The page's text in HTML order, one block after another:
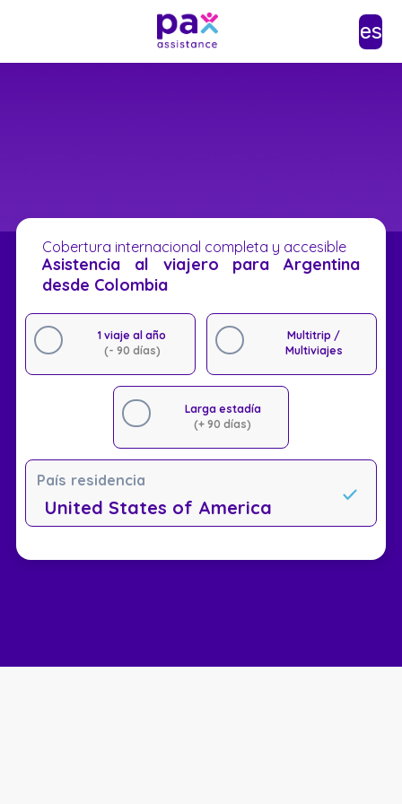
es
Cobertura internacional completa y accesible
Asistencia al viajero para Argentina
desde Colombia
1 viaje al año
(- 90 días)
Multitrip /
Multiviajes
Larga estadía
(+ 90 días)
País residencia
United States of America